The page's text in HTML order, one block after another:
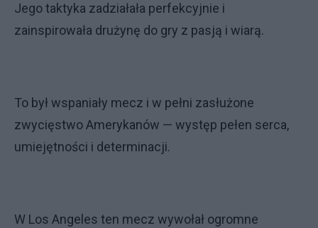
Jego taktyka zadziałała perfekcyjnie i
zainspirowała drużynę do gry z pasją i wiarą.
To był wspaniały mecz i w pełni zasłużone
zwycięstwo Amerykanów — występ pełen serca,
umiejętności i determinacji.
W Los Angeles ten mecz wywołał ogromne